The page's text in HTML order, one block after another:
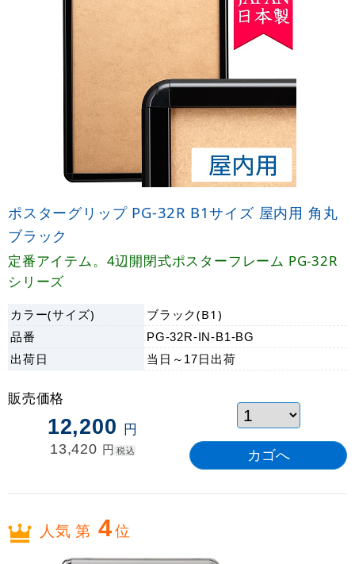
ポスターグリップ PG-32R B1サイズ 屋内用 角丸
ブラック
定番アイテム。4辺開閉式ポスターフレーム PG-32R
シリーズ
カラー(サイズ)
ブラック(B1)
品番
PG-32R-IN-B1-BG
出荷日 当日～17日 出荷
販売価格
12,200 円
13,420 円 税込
人気 第 4位